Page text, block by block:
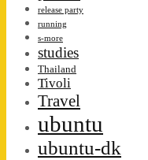
release party
running
s-more
studies
Thailand
Tivoli
Travel
ubuntu
ubuntu-dk